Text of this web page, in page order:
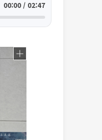
00:00 / 02:47